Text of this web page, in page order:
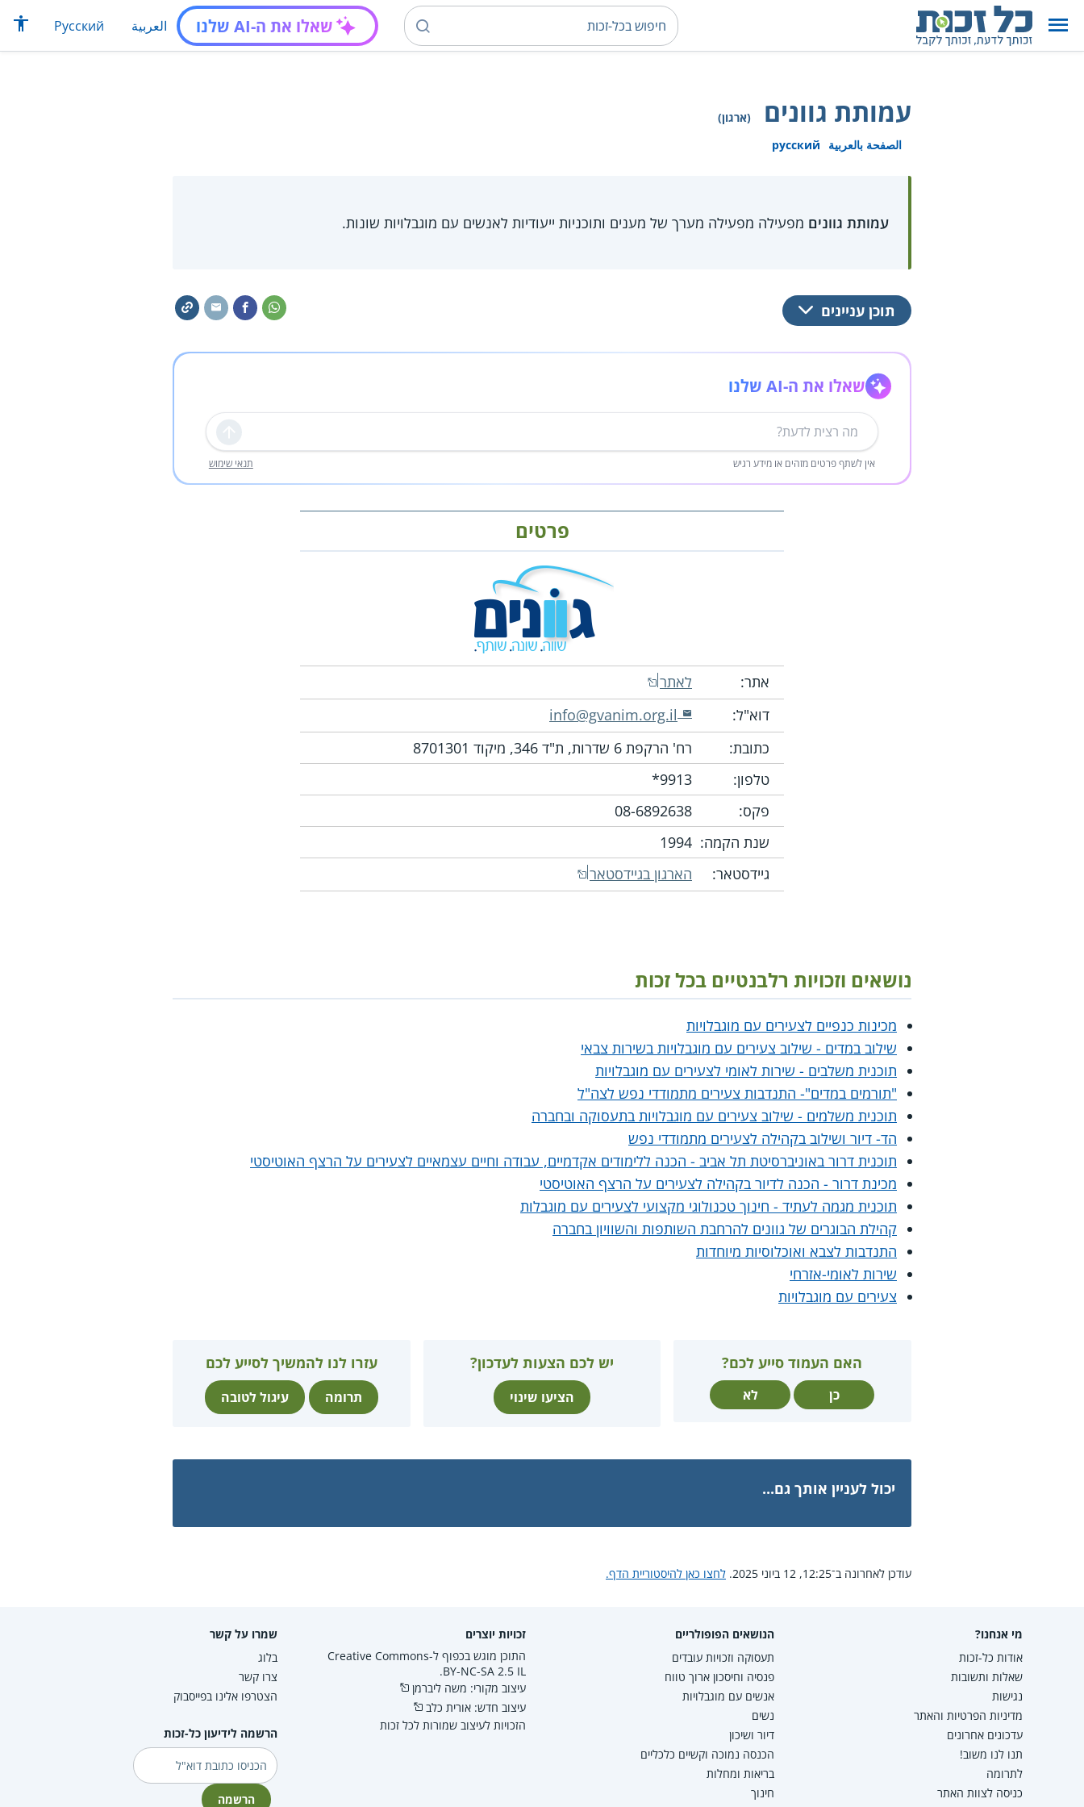
שאלו את ה-AI שלנו العربية Русский
עמותת גוונים
(ארגון)
الصفحة بالعربية
русский
עמותת גוונים מפעילה מפעילה מערך של מענים ותוכניות ייעודיות לאנשים עם מוגבלויות שונות.
תוכן עניינים
שאלו את ה-AI שלנו
שליחה
אין לשתף פרטים מזהים או מידע רגיש תנאי שימוש
פרטים
אתר:
לאתר
דוא"ל:
info@gvanim.org.il
כתובת:
רח' הרקפת 6 שדרות, ת"ד 346, מיקוד 8701301
טלפון:
‎9913*
פקס:
08-6892638
שנת הקמה: 1994
גיידסטאר:
הארגון בגיידסטאר
נושאים וזכויות רלבנטיים בכל זכות
מכינות כנפיים לצעירים עם מוגבלויות
שילוב במדים - שילוב צעירים עם מוגבלויות בשירות צבאי
תוכנית משלבים - שירות לאומי לצעירים עם מוגבלויות
"תורמים במדים"- התנדבות צעירים מתמודדי נפש לצה"ל
תוכנית משלמים - שילוב צעירים עם מוגבלויות בתעסוקה ובחברה
הד- דיור ושילוב בקהילה לצעירים מתמודדי נפש
תוכנית דרור באוניברסיטת תל אביב - הכנה ללימודים אקדמיים, עבודה וחיים עצמאיים לצעירים על הרצף האוטיסטי
מכינת דרור - הכנה לדיור בקהילה לצעירים על הרצף האוטיסטי
תוכנית מגמה לעתיד - חינוך טכנולוגי מקצועי לצעירים עם מוגבלות
קהילת הבוגרים של גוונים להרחבת השותפות והשוויון בחברה
התנדבות לצבא ואוכלוסיות מיוחדות
שירות לאומי-אזרחי
צעירים עם מוגבלויות
האם העמוד סייע לכם?
כן לא
יש לכם הצעות לעדכון?
הציעו שינוי
עזרו לנו להמשיך לסייע לכם
תרומה עיגול לטובה
יכול לעניין אותך גם...
עודכן לאחרונה ב־12:25, 12 ביוני 2025. לחצו כאן להיסטוריית הדף.
מי אנחנו?
אודות כל-זכות
שאלות ותשובות
נגישות
מדיניות הפרטיות והאתר
עדכונים אחרונים
תנו לנו משוב!
לתרומה
כניסה לצוות האתר
הנושאים הפופולריים
תעסוקה וזכויות עובדים
פנסיה וחיסכון ארוך טווח
אנשים עם מוגבלויות
נשים
דיור ושיכון
הכנסה נמוכה וקשיים כלכליים
בריאות ומחלות
חינוך
זכויות יוצרים
התוכן מוגש בכפוף ל-Creative Commons
BY-NC-SA 2.5 IL.
עיצוב מקורי: משה ליברמן
עיצוב חדש: אורית כלב
הזכויות לעיצוב שמורות לכל זכות
שמרו על קשר
בלוג
צרו קשר
הצטרפו אלינו בפייסבוק
הרשמה לידיעון כל-זכות
דוא"ל
הרשמה